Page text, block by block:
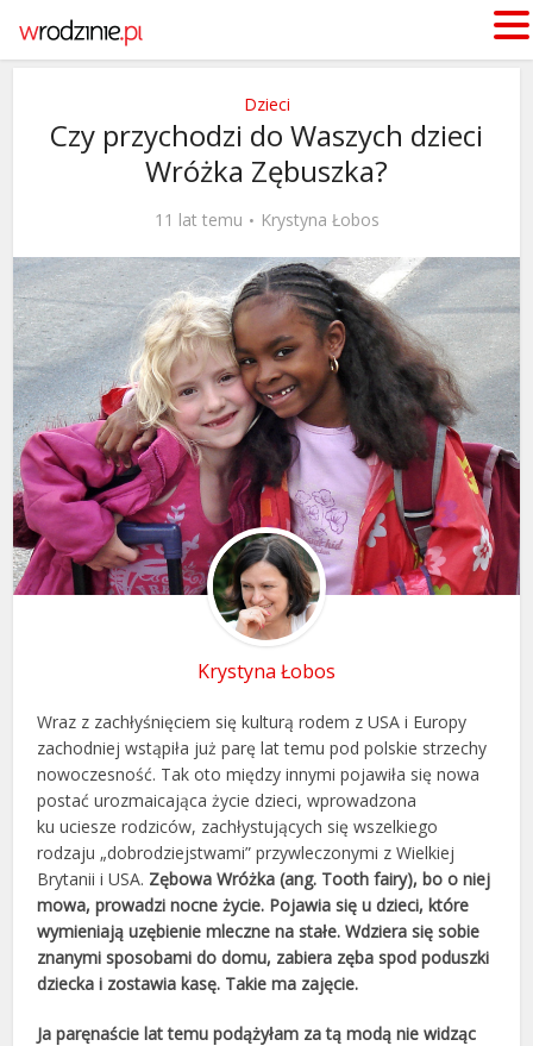
Dzieci
Czy przychodzi do Waszych dzieci
Wróżka Zębuszka?
11 lat temu Krystyna Łobos
Krystyna Łobos
Wraz z zachłyśnięciem się kulturą rodem z USA i Europy
zachodniej wstąpiła już parę lat temu pod polskie strzechy
nowoczesność. Tak oto między innymi pojawiła się nowa
postać urozmaicająca życie dzieci, wprowadzona
ku uciesze rodziców, zachłystujących się wszelkiego
rodzaju „dobrodziejstwami” przywleczonymi z Wielkiej
Brytanii i USA. Zębowa Wróżka (ang. Tooth fairy), bo o niej
mowa, prowadzi nocne życie. Pojawia się u dzieci, które
wymieniają uzębienie mleczne na stałe. Wdziera się sobie
znanymi sposobami do domu, zabiera zęba spod poduszki
dziecka i zostawia kasę. Takie ma zajęcie.
Ja paręnaście lat temu podążyłam za tą modą nie widząc